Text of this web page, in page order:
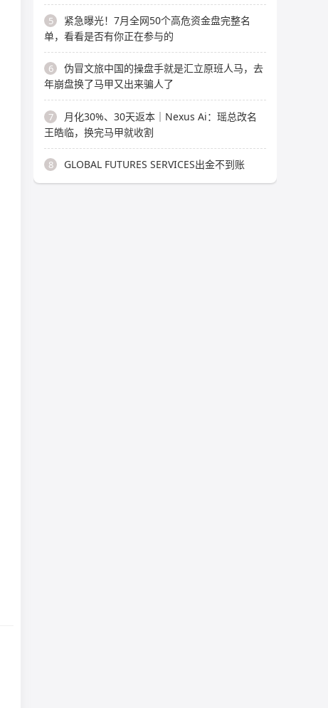
5
紧急曝光！7月全网50个高危资金盘完整名
单，看看是否有你正在参与的
6
伪冒文旅中国的操盘手就是汇立原班人马，去
年崩盘换了马甲又出来骗人了
7
月化30%、30天返本｜Nexus Ai：瑶总改名
王皓临，换完马甲就收割
8 GLOBAL FUTURES SERVICES出金不到账